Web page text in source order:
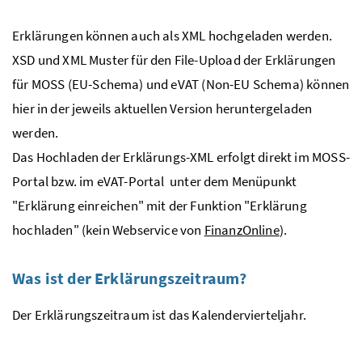
Erklärungen können auch alsXML hochgeladen werden.
XSD undXMLMuster für den File-Upload der Erklärungen
für MOSS (EU-Schema) undeVAT(Non-EU Schema) können
hier in der jeweils aktuellen Version heruntergeladen
werden.
Das Hochladen der Erklärungs-XMLerfolgt direkt im MOSS-
Portalbzw. im eVAT-Portal unter dem Menüpunkt
"Erklärung einreichen" mit der Funktion "Erklärung
hochladen" (kein Webservice von FinanzOnline).
Was ist der Erklärungszeitraum?
Der Erklärungszeitraum ist das Kalendervierteljahr.